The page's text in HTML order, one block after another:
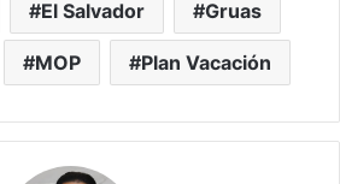
El Salvador Gruas
MOP Plan Vacación